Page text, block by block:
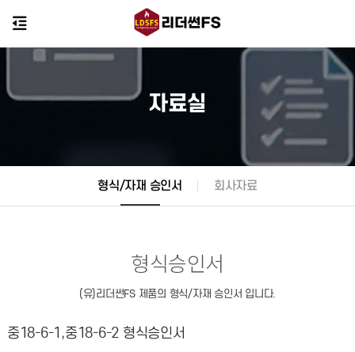
형식/자재 승인서 회사자료
자료실
형식승인서
(유)리더썬FS 제품의 형식/자재 승인서 입니다.
중18-6-1,중18-6-2 형식승인서